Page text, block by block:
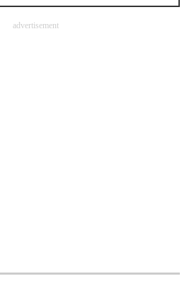
advertisement